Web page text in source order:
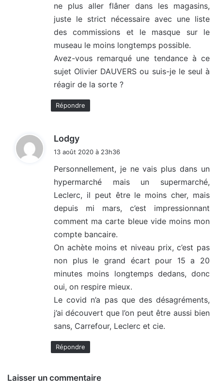
ne plus aller flâner dans les magasins,
juste le strict nécessaire avec une liste
des commissions et le masque sur le
museau le moins longtemps possible.
Avez-vous remarqué une tendance à ce
sujet Olivier DAUVERS ou suis-je le seul à
réagir de la sorte ?
Répondre
Lodgy
:
13 août 2020 à 23h36
Personnellement, je ne vais plus dans un
hypermarché mais un supermarché,
Leclerc, il peut être le moins cher, mais
depuis mi mars, c’est impressionnant
comment ma carte bleue vide moins mon
compte bancaire.
On achète moins et niveau prix, c’est pas
non plus le grand écart pour 15 a 20
minutes moins longtemps dedans, donc
oui, on respire mieux.
Le covid n’a pas que des désagréments,
j’ai découvert que l’on peut être aussi bien
sans, Carrefour, Leclerc et cie.
Répondre
Laisser un commentaire